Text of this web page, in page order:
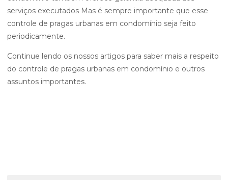
serviços executados Mas é sempre importante que esse
controle de pragas urbanas em condomínio seja feito
periodicamente.
Continue lendo os nossos artigos para saber mais a respeito
do controle de pragas urbanas em condomínio e outros
assuntos importantes.